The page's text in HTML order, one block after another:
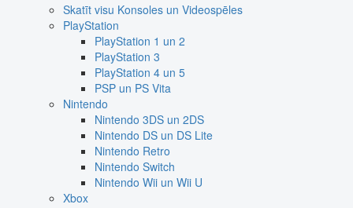
Skatīt visu Konsoles un Videospēles
PlayStation
PlayStation 1 un 2
PlayStation 3
PlayStation 4 un 5
PSP un PS Vita
Nintendo
Nintendo 3DS un 2DS
Nintendo DS un DS Lite
Nintendo Retro
Nintendo Switch
Nintendo Wii un Wii U
Xbox